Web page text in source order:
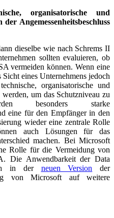
organisatorische und
Angemessenheitsbeschluss
dieselbe wie nach Schrems II
sollten evaluieren, ob
vermeiden können. Wenn eine
eines Unternehmens jedoch
organisatorische und
um das Schutzniveau zu
besonders starke
eine für den Empfänger in den
wieder eine zentrale Rolle
auch Lösungen für das
machen. Bei Microsoft
Rolle für die Vermeidung von
Die Anwendbarkeit der Data
in der neuen Version der
von Microsoft auf weitere